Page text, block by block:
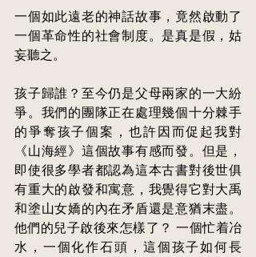
一個如此遠老的神話故事，竟然啟動了
一個革命性的社會制度。是真是假，姑
妄聽之。
孩子歸誰？至今仍是父母兩家的一大紛
爭。我們的團隊正在處理幾個十分棘手
的爭奪孩子個案，也許因而促起我對
《山海經》這個故事有感而發。但是，
即使很多學者都認為這本古書對後世俱
有重大的啟發和寓意，我覺得它對大禹
和塗山女嬌的內在矛盾還是意猶末盡。
他們的兒子啟後來怎樣了？ 一個忙着冶
水，一個化作石頭，這個孩子如何長